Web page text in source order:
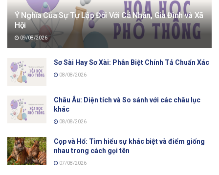
Ý Nghĩa Của Sự Tự Lập Đối Với Cá Nhân, Gia Đình và Xã
Hội
09/08/2026
Sơ Sài Hay Sơ Xài: Phân Biệt Chính Tả Chuẩn Xác
08/08/2026
Châu Âu: Diện tích và So sánh với các châu lục
khác
08/08/2026
Cọp và Hổ: Tìm hiểu sự khác biệt và điểm giống
nhau trong cách gọi tên
07/08/2026